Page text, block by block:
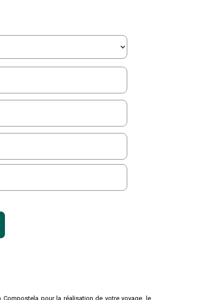
pour la réalisation de votre voyage, le